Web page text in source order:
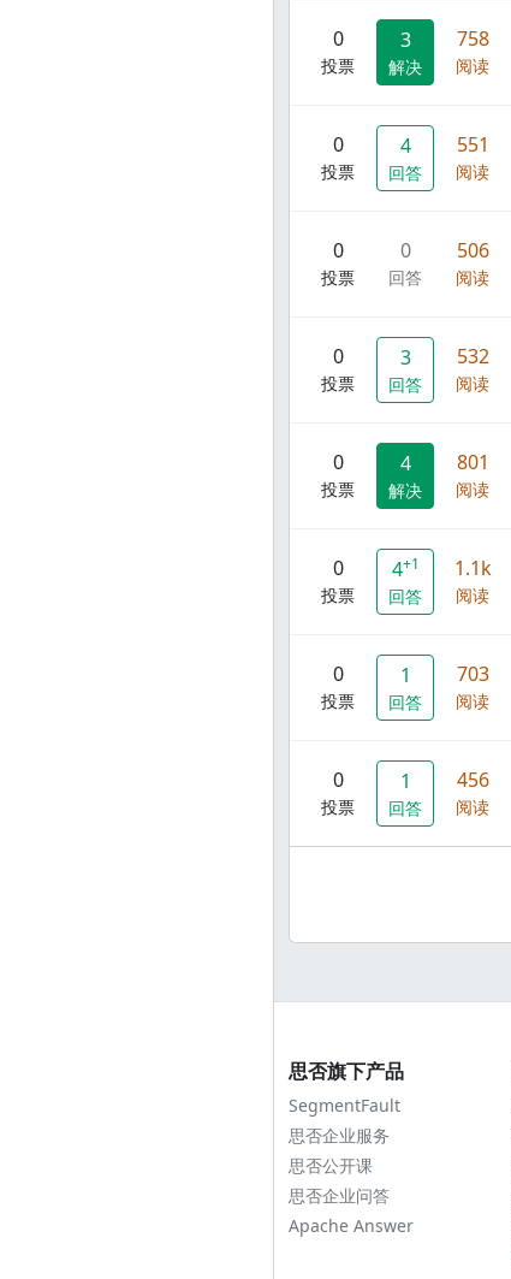
0
投票
3
解决
758
阅读
0
投票
4
回答
551
阅读
0
投票
0
回答
506
阅读
0
投票
3
回答
532
阅读
0
投票
4
解决
801
阅读
0
投票
4+1
回答
1.1k
阅读
0
投票
1
回答
703
阅读
0
投票
1
回答
456
阅读
思否旗下产品
SegmentFault
思否企业服务
思否公开课
思否企业问答
Apache Answer